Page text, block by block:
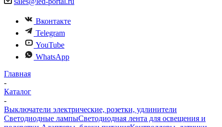
Вконтакте
Telegram
YouTube
WhatsApp
Главная
-
Каталог
-
Выключатели электрические, розетки, удлинители
Светодиодные лампыСветодиодная лента для освещения и